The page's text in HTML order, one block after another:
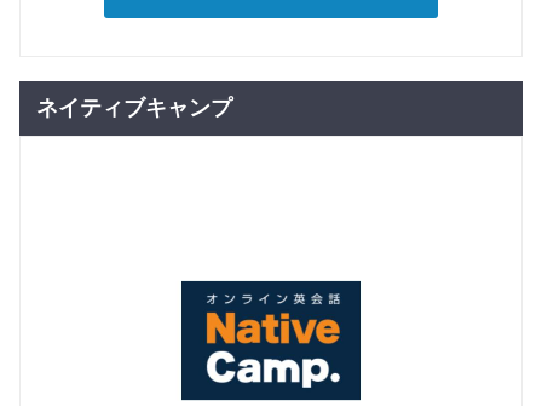
ネイティブキャンプ